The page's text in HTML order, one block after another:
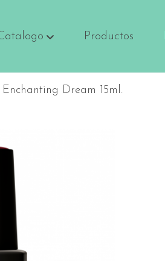
Productos
Dream 15ml.